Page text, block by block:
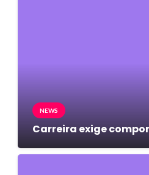
NEWS
Carreira exige